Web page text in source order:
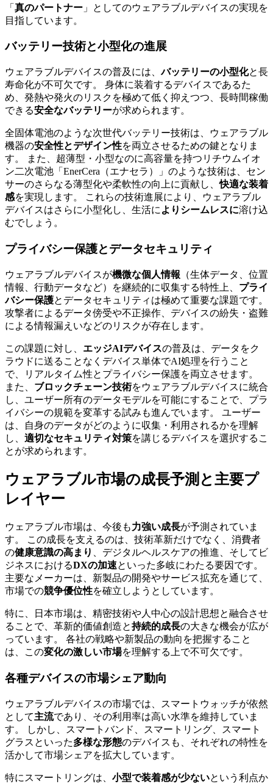
「 真のパートナー 」としてのウェアラブルデバイスの実現を
目指しています。
バッテリー技術と小型化の進展
ウェアラブルデバイスの普及には、バッテリーの小型化と長
寿命化が不可欠です。 身体に装着するデバイスであるた
め、発熱や発火のリスクを極めて低く抑えつつ、長時間稼働
できる安全なバッテリーが求められます。
全固体電池のような次世代バッテリー技術は、ウェアラブル
機器の安全性とデザイン性を両立させるための鍵となりま
す。 また、超薄型・小型なのに高容量を持つリチウムイオ
ン二次電池「EnerCera（エナセラ）」のような技術は、セン
サーのさらなる薄型化や柔軟性の向上に貢献し、快適な装着
感を実現します。 これらの技術進展により、ウェアラブル
デバイスはさらに小型化し、生活に よりシームレスに溶け込
むでしょう。
プライバシー保護とデータセキュリティ
ウェアラブルデバイスが機微な個人情報 （生体データ、位置
情報、行動データなど）を継続的に収集する特性上、 プライ
バシー保護とデータセキュリティは極めて重要な課題です。
攻撃者によるデータ傍受や不正操作、デバイスの紛失・盗難
による情報漏えいなどのリスクが存在します。
この課題に対し、 エッジAIデバイスの普及は、データをク
ラウドに送ることなくデバイス単体でAI処理を行うこと
で、リアルタイム性とプライバシー保護を両立させます。
また、 ブロックチェーン技術をウェアラブルデバイスに統合
し、ユーザー所有のデータモデルを可能にすることで、プラ
イバシーの規範を変革する試みも進んでいます。 ユーザー
は、自身のデータがどのように収集・利用されるかを理解
し、 適切なセキュリティ対策を講じるデバイスを選択するこ
とが求められます。
ウェアラブル市場の成長予測と主要プ
レイヤー
ウェアラブル市場は、今後も力強い成長が予測されていま
す。 この成長を支えるのは、技術革新だけでなく、消費者
の健康意識の高まり
、デジタルヘルスケアの推進、そしてビ
ジネスにおけるDXの加速といった多岐にわたる要因です。
主要なメーカーは、新製品の開発やサービス拡充を通じて、
市場での競争優位性を確立しようとしています。
特に、日本市場は、精密技術や人中心の設計思想と融合させ
ることで、革新的価値創造と持続的成長の大きな機会が広が
っています。 各社の戦略や新製品の動向を把握すること
は、この変化の激しい市場を理解する上で不可欠です。
各種デバイスの市場シェア動向
ウェアラブルデバイスの市場では、スマートウォッチが依然
として主流であり、その利用率は高い水準を維持していま
す。 しかし、スマートバンド、スマートリング、スマート
グラスといった多様な形態のデバイスも、それぞれの特性を
活かして市場シェアを拡大しています。
特にスマートリングは、 小型で装着感が少ないという利点か